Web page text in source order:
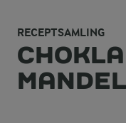
RECEPTSAMLING